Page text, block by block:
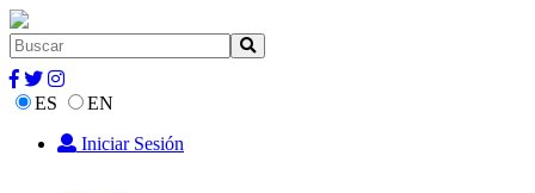
ES
EN
Iniciar Sesión